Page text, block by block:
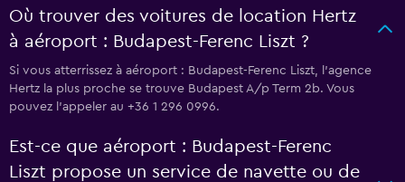
Où trouver des voitures de location Hertz
à aéroport : Budapest-Ferenc Liszt ?
Si vous atterrissez à aéroport : Budapest-Ferenc Liszt, l’agence
Hertz la plus proche se trouve Budapest A/p Term 2b. Vous
pouvez l’appeler au +36 1 296 0996.
Est-ce que aéroport : Budapest-Ferenc
Liszt propose un service de navette ou de